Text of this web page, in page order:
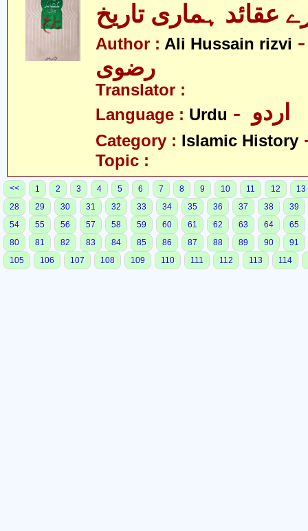
Author : Ali Hussain rizvi
Translator :
Language : Urdu
Category : Islamic History
Topic :
<< 1 2 3 4 5 6 7 8 9 10 11 12
13
28
29 30 31 32 33 34 35 36 37 38
39
54
55 56 57 58 59 60 61 62 63 64
65
80
81 82 83 84 85 86 87 88 89 90
91
105
106 107 108 109 110 111 112 113 114